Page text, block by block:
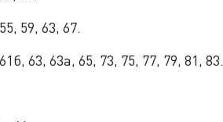
59, 63, 67.
63, 63а, 65, 73, 75, 77, 79, 81, 83.